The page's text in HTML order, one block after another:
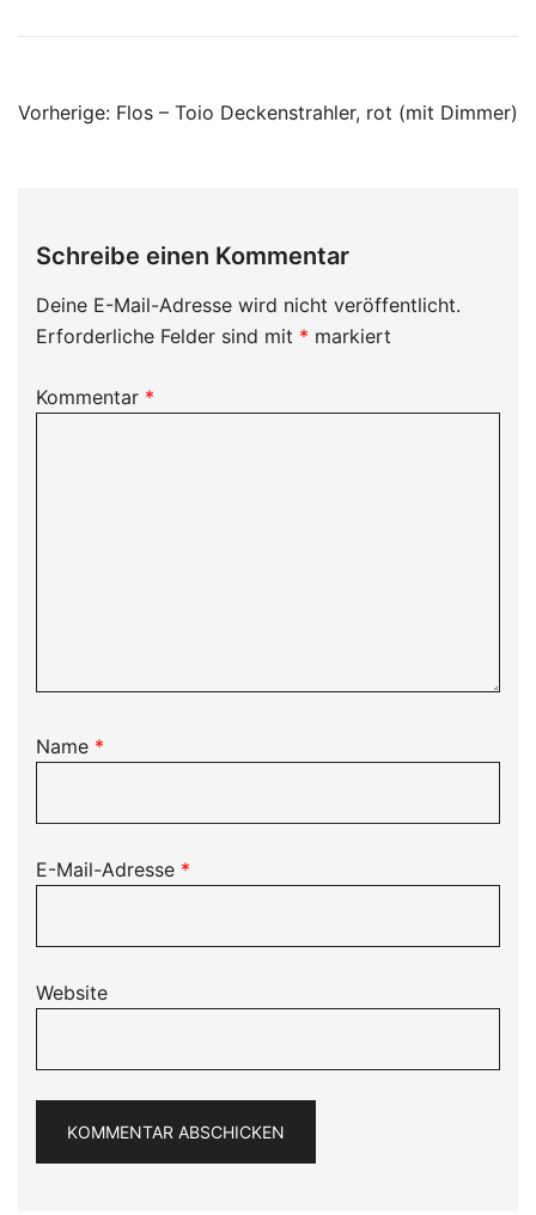
Beitragsnavigation
Vorherige: Flos – Toio Deckenstrahler, rot (mit Dimmer)
Schreibe einen Kommentar
Deine E-Mail-Adresse wird nicht veröffentlicht.
Erforderliche Felder sind mit * markiert
Kommentar *
Name *
E-Mail-Adresse *
Website